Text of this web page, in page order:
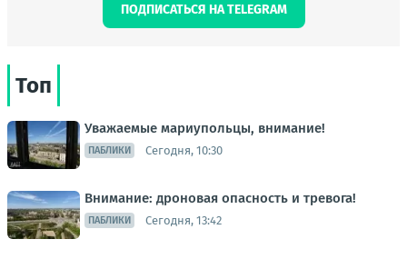
ПОДПИСАТЬСЯ НА TELEGRAM
Топ
Уважаемые мариупольцы, внимание!
ПАБЛИКИ Сегодня, 10:30
Внимание: дроновая опасность и тревога!
ПАБЛИКИ Сегодня, 13:42